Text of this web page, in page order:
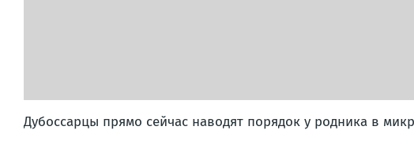
Дубоссарцы прямо сейчас наводят порядок у родника в